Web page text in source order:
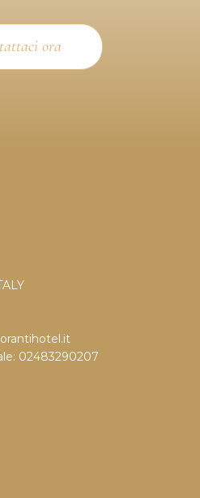
ora
02483290207